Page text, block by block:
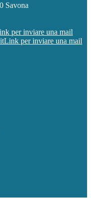
Savona
per inviare una mail
Link per inviare una mail